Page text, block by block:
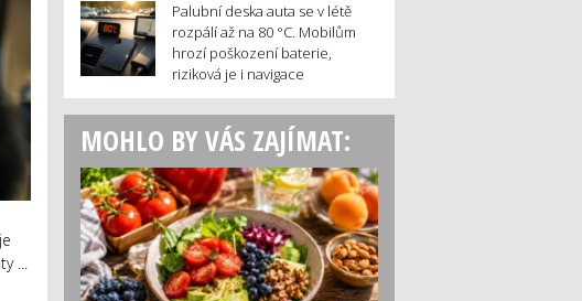
Palubní deska auta se v létě
rozpálí až na 80 °C. Mobilům
hrozí poškození baterie,
riziková je i navigace
MOHLO BY VÁS ZAJÍMAT: